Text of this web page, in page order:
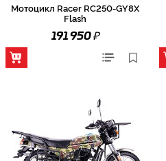
Мотоцикл Racer RC250-GY8X
Flash
191 950₽